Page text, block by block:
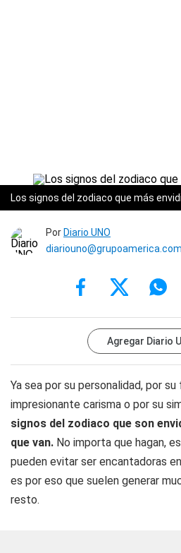
Los signos del zodiaco que más
Por Diario UNO
Agregar Diario
Ya sea por su personalidad, por
impresionante carisma o por su
signos del zodiaco que son
que van. No importa que hagan,
pueden evitar ser encantadoras
es por eso que suelen generar
resto.